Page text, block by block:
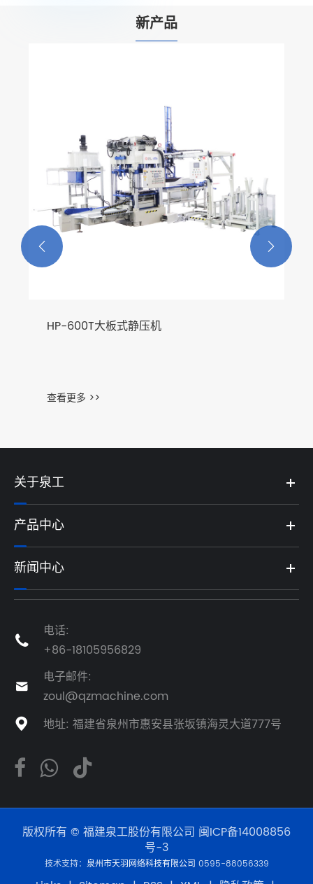
新产品
HP-600T大板式静压机
查看更多 >>
 
关于泉工
产品中心
新闻中心

电话:
+86-18105956829

电子邮件:
zoul@qzmachine.com
 地址: 福建省泉州市惠安县张坂镇海灵大道777号
版权所有 © 福建泉工股份有限公司 闽ICP备14008856
号-3
技术支持： 泉州市天羽网络科技有限公司 0595-88056339